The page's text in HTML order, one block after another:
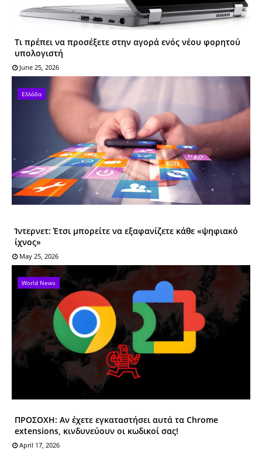
Τι πρέπει να προσέξετε στην αγορά ενός νέου φορητού
υπολογιστή
June 25, 2026
Ελλάδα
Ίντερνετ: Έτσι μπορείτε να εξαφανίζετε κάθε «ψηφιακό
ίχνος»
May 25, 2026
World News
ΠΡΟΣΟΧΗ: Αν έχετε εγκαταστήσει αυτά τα Chrome
extensions, κινδυνεύουν οι κωδικοί σας!
April 17, 2026